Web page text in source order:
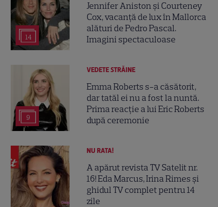
14
Jennifer Aniston și Courteney
Cox, vacanță de lux în Mallorca
alături de Pedro Pascal.
Imagini spectaculoase
9
VEDETE STRĂINE
Emma Roberts s-a căsătorit,
dar tatăl ei nu a fost la nuntă.
Prima reacție a lui Eric Roberts
după ceremonie
NU RATA!
A apărut revista TV Satelit nr.
16! Eda Marcus, Irina Rimes și
ghidul TV complet pentru 14
zile